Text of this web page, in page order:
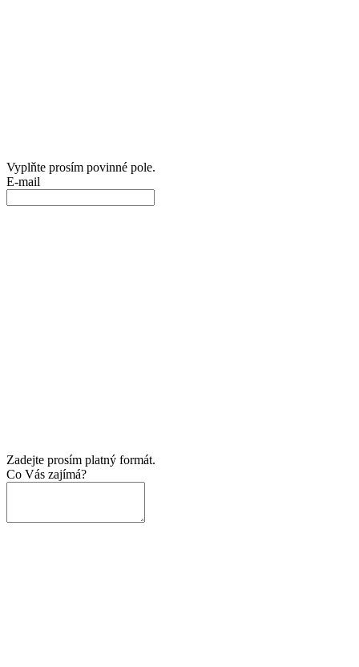
Vyplňte prosím povinné pole.
E-mail
Zadejte prosím platný formát.
Co Vás zajímá?